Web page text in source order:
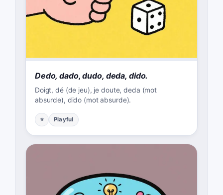
Dedo, dado, dudo, deda, dido.
Doigt, dé (de jeu), je doute, deda (mot
absurde), dido (mot absurde).
⭐ Playful